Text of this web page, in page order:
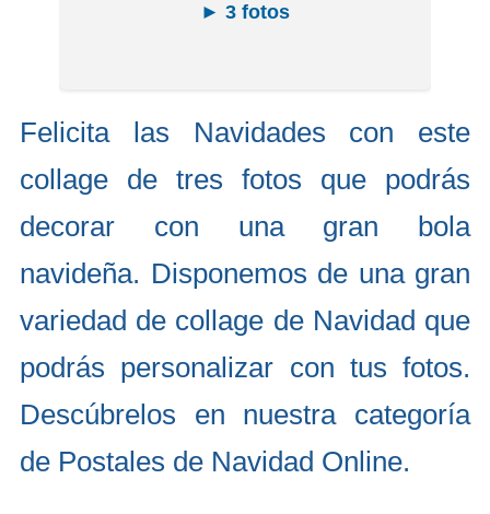
► 3 fotos
Felicita las Navidades con este
collage de tres fotos que podrás
decorar con una gran bola
navideña. Disponemos de una gran
variedad de collage de Navidad que
podrás personalizar con tus fotos.
Descúbrelos en nuestra categoría
de Postales de Navidad Online.